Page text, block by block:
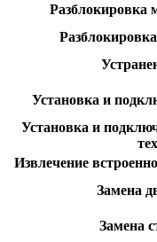
Разблокировка
Установка и
Установка и
Извлечение
Замена
Замена